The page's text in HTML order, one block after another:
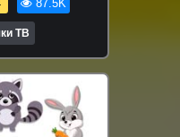
87.5K
ТВ